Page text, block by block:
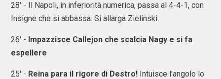
28' - Il Napoli, in inferiorità numerica, passa al 4-4-1, con
Insigne che si abbassa. Si allarga Zielinski.
26' - Impazzisce Callejon che scalcia Nagy e si fa
espellere
25' - Reina para il rigore di Destro! Intuisce l'angolo lo